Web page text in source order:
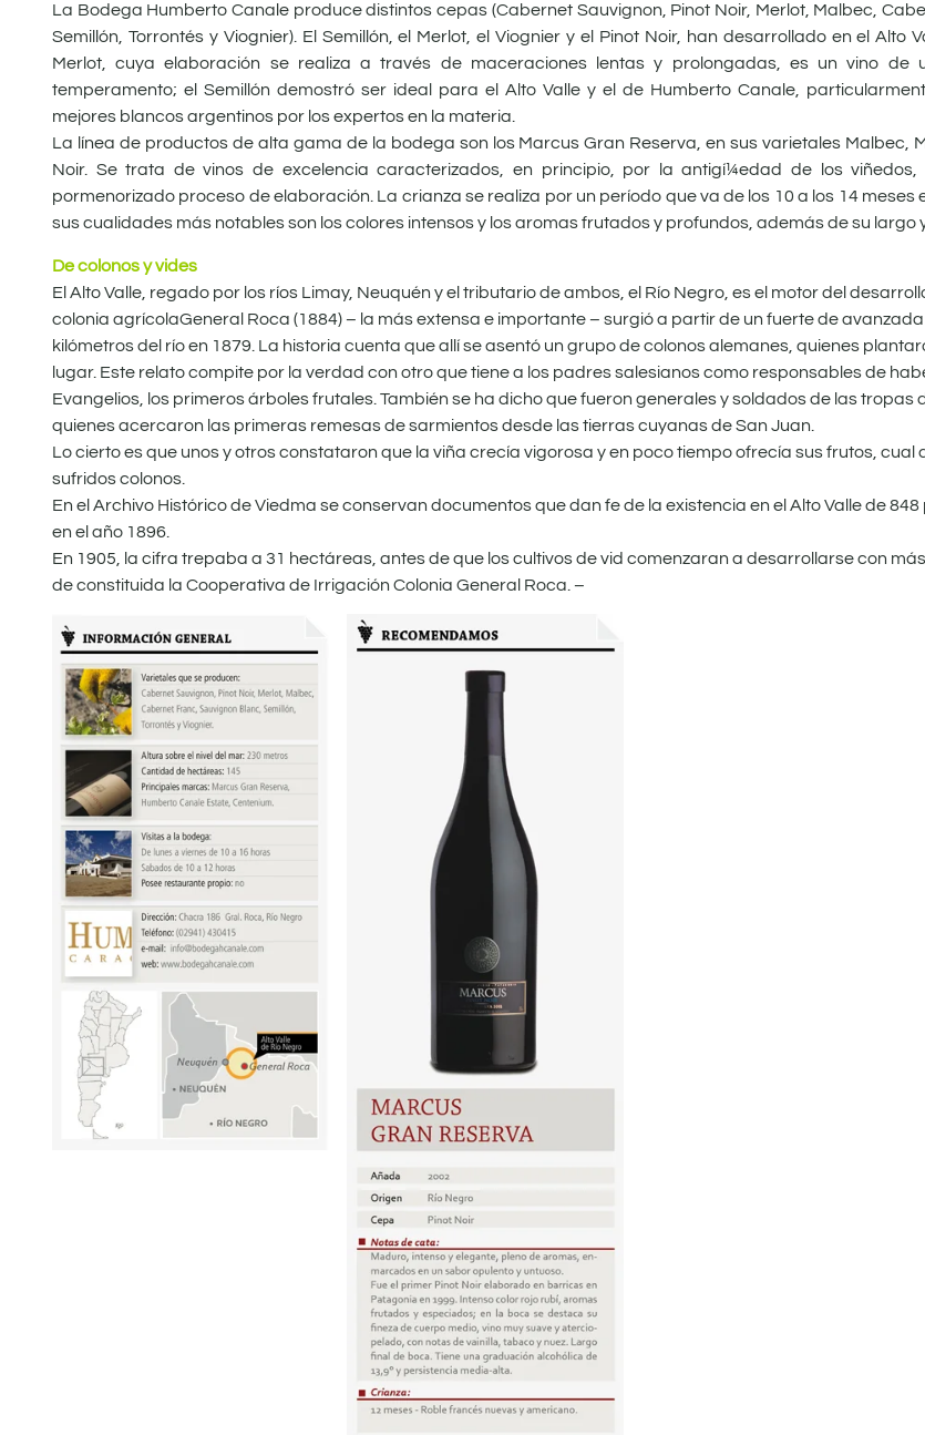
La Bodega Humberto Canale produce distintos cepas (Cabernet Sauvignon, Pinot Noir, Merlot, Malbec,
Semillón, Torrontés y Viognier). El Semillón, el Merlot, el Viognier y el Pinot Noir, han desarrollado en el Alto
Merlot, cuya elaboración se realiza a través de maceraciones lentas y prolongadas, es un vino de
temperamento; el Semillón demostró ser ideal para el Alto Valle y el de Humberto Canale,
mejores blancos argentinos por los expertos en la materia.
La línea de productos de alta gama de la bodega son los Marcus Gran Reserva, en sus varietales Malbec,
Noir. Se trata de vinos de excelencia caracterizados, en principio, por la antigí¼edad de los
pormenorizado proceso de elaboración. La crianza se realiza por un período que va de los 10 a los 14
sus cualidades más notables son los colores intensos y los aromas frutados y profundos, además de su largo
De colonos y vides
El Alto Valle, regado por los ríos Limay, Neuquén y el tributario de ambos, el Río Negro, es el motor del
colonia agrícolaGeneral Roca (1884) – la más extensa e importante – surgió a partir de un fuerte de
kilómetros del río en 1879. La historia cuenta que allí se asentó un grupo de colonos alemanes, quienes
lugar. Este relato compite por la verdad con otro que tiene a los padres salesianos como responsables de
Evangelios, los primeros árboles frutales. También se ha dicho que fueron generales y soldados de las tropas
quienes acercaron las primeras remesas de sarmientos desde las tierras cuyanas de San Juan.
Lo cierto es que unos y otros constataron que la viña crecía vigorosa y en poco tiempo ofrecía sus frutos, cual
sufridos colonos.
En el Archivo Histórico de Viedma se conservan documentos que dan fe de la existencia en el Alto Valle de
en el año 1896.
En 1905, la cifra trepaba a 31 hectáreas, antes de que los cultivos de vid comenzaran a desarrollarse con
de constituida la Cooperativa de Irrigación Colonia General Roca. –